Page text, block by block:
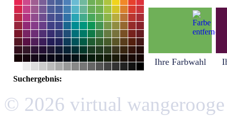
Ihre Farbwahl
Suchergebnis:
© 2026 virtual wangerooge